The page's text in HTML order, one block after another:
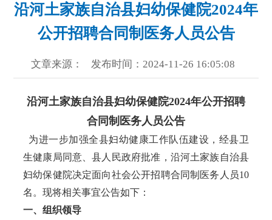
沿河土家族自治县妇幼保健院2024年
公开招聘合同制医务人员公告
文章来源： 发布时间：2024-11-26 16:05:08
沿河土家族自治县妇幼保健院2024年公开招聘
合同制医务人员公告
为进一步加强全县妇幼健康工作队伍建设，经县卫
生健康局同意、县人民政府批准，沿河土家族自治县
妇幼保健院决定面向社会公开招聘合同制医务人员10
名。现将相关事宜公告如下：
一、组织领导